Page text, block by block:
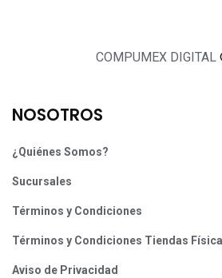
COMPUMEX DIGITAL
NOSOTROS
¿Quiénes Somos?
Sucursales
Términos y Condiciones
Términos y Condiciones Tiendas
Aviso de Privacidad